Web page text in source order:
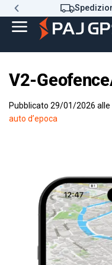
V2-
Pubblicato 29/01/2026 alle
auto d’epoca